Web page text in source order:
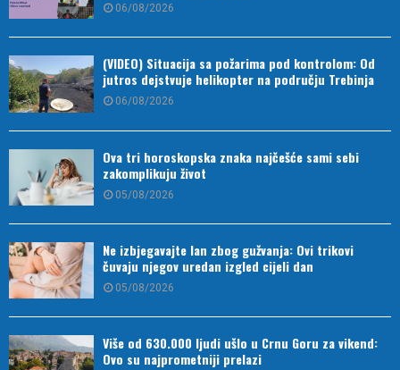
06/08/2026
(VIDEO) Situacija sa požarima pod kontrolom: Od
jutros dejstvuje helikopter na području Trebinja
06/08/2026
Ova tri horoskopska znaka najčešće sami sebi
zakomplikuju život
05/08/2026
Ne izbjegavajte lan zbog gužvanja: Ovi trikovi
čuvaju njegov uredan izgled cijeli dan
05/08/2026
Više od 630.000 ljudi ušlo u Crnu Goru za vikend:
Ovo su najprometniji prelazi